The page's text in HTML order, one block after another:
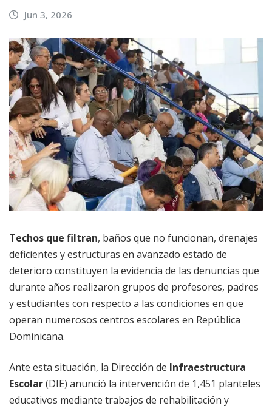
Jun 3, 2026
Techos que filtran, baños que no funcionan, drenajes
deficientes y estructuras en avanzado estado de
deterioro constituyen la evidencia de las denuncias que
durante años realizaron grupos de profesores, padres
y estudiantes con respecto a las condiciones en que
operan numerosos centros escolares en República
Dominicana.
Ante esta situación, la Dirección de Infraestructura
Escolar(DIE) anunció la intervención de 1,451 planteles
educativos mediante trabajos de rehabilitación y